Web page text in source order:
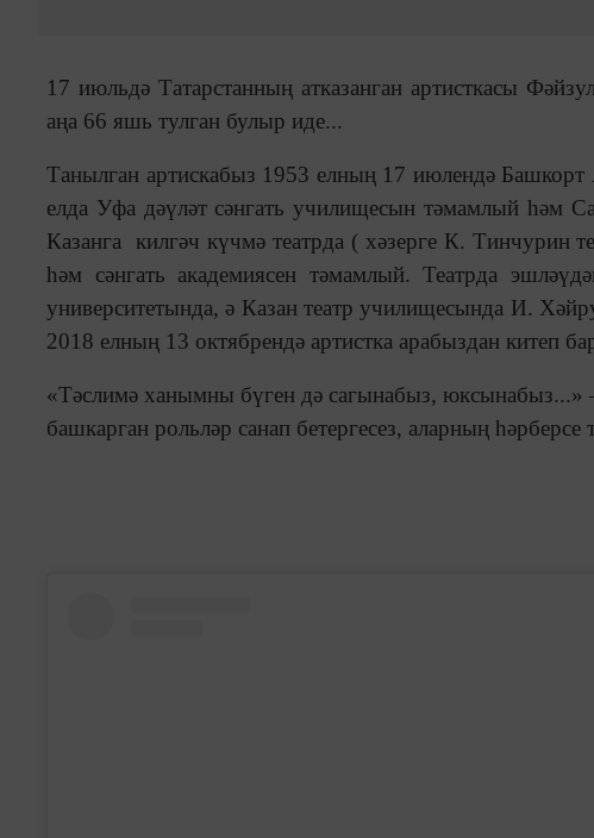
17 июльдә Татарстанның атказанган артисткасы
аңа 66 яшь тулган булыр иде...
Танылган артискабыз 1953 елның 17 июлендә
елда Уфа дәүләт сәнгать училищесын тәмамлый һәм
Казанга килгәч күчмә театрда ( хәзерге К.
һәм сәнгать академиясен тәмамлый. Театрда
университетында, ә Казан театр училищесында И.
2018 елның 13 октябрендә артистка арабыздан китеп
«Тәслимә ханымны бүген дә сагынабыз,
башкарган рольләр санап бетергесез, аларның